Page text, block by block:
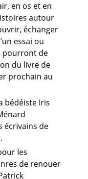
en os et en
autour
échanger
essai ou
pourront de
du livre de
prochain au
bédéiste Iris
écrivains de
les
de renouer